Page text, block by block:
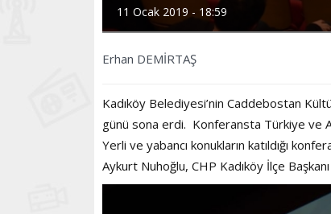
11 Ocak 2019 - 18:59
Erhan DEMİRTAŞ
Kadıköy Belediyesi’nin Caddebostan
günü sona erdi. Konferansta Türkiye ve
Yerli ve yabancı konukların katıldığı
Aykurt Nuhoğlu, CHP Kadıköy İlçe